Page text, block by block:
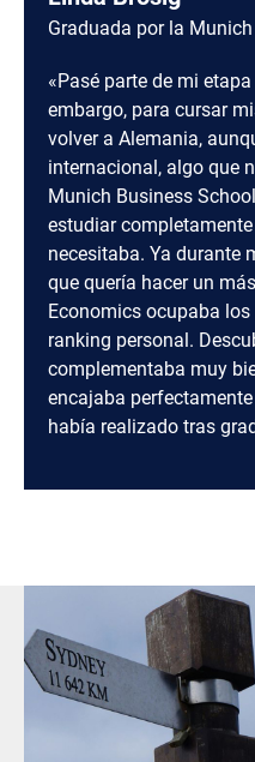
extranjero
es más
los estudiantes que
interés intercultural
país para adaptarse a
familiarizarse con los
licenciatura, pueden
extranjero y adquirir
internacional, una
el extranjero. A lo largo
propios se van
va adquiriendo una idea
desarrollando
conocimientos se
máster especializado en
cuando durante el
Por lo tanto, hay
no hay nada que te
el extranjero. Estudiar
puede ser una forma de
admisión en las
ejemplo, en algunos
clausus para estudiar
Graduada por la
«Pasé parte de mi
embargo, para cursar
volver a Alemania,
internacional, algo que
Munich Business
estudiar
necesitaba. Ya durante
que quería hacer un
Economics ocupaba
ranking personal.
complementaba muy
encajaba
había realizado tras